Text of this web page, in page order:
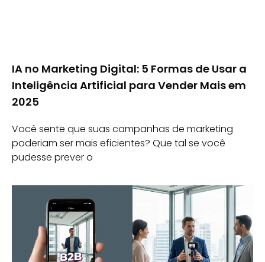
IA no Marketing Digital: 5 Formas de Usar a
Inteligência Artificial para Vender Mais em
2025
Você sente que suas campanhas de marketing
poderiam ser mais eficientes? Que tal se você
pudesse prever o